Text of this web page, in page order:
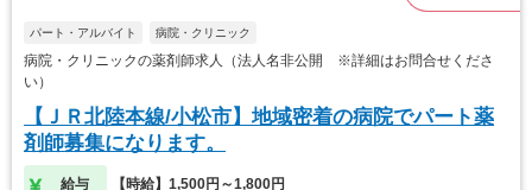
パート・アルバイト 病院・クリニック
病院・クリニックの薬剤師求人（法人名非公開 ※詳細はお問合せくださ
い）
【ＪＲ北陸本線/小松市】地域密着の病院でパート薬
剤師募集になります。
給与 【時給】1,500円～1,800円